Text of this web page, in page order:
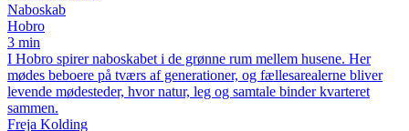
Naboskab
Hobro
3 min
I Hobro spirer naboskabet i de grønne rum mellem husene. Her
mødes beboere på tværs af generationer, og fællesarealerne bliver
levende mødesteder, hvor natur, leg og samtale binder kvarteret
sammen.
Freja Kolding